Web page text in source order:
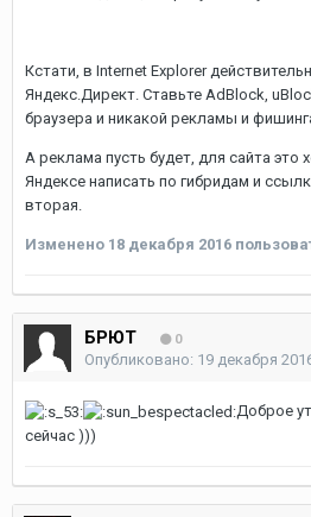
Кстати, в Internet Explorer
Яндекс.Директ. Ставьте AdBlock,
браузера и никакой рекламы и
А реклама пусть будет, для сайта
Яндексе написать по гибридам и
вторая.
Изменено 18 декабря 2016
БРЮТ 0
Опубликовано: 19 декабря
Доброе
сейчас )))